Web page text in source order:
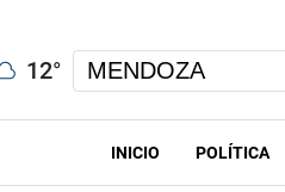
12°
INICIO POLÍTICA